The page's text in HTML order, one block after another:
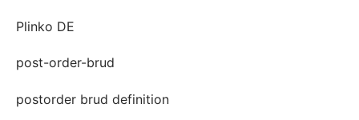
Plinko DE
post-order-brud
postorder brud definition